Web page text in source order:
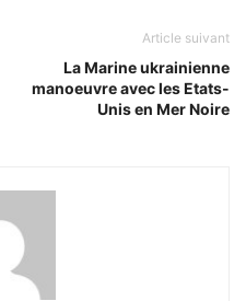
Article suivant
La Marine ukrainienne
manoeuvre avec les Etats-
Unis en Mer Noire